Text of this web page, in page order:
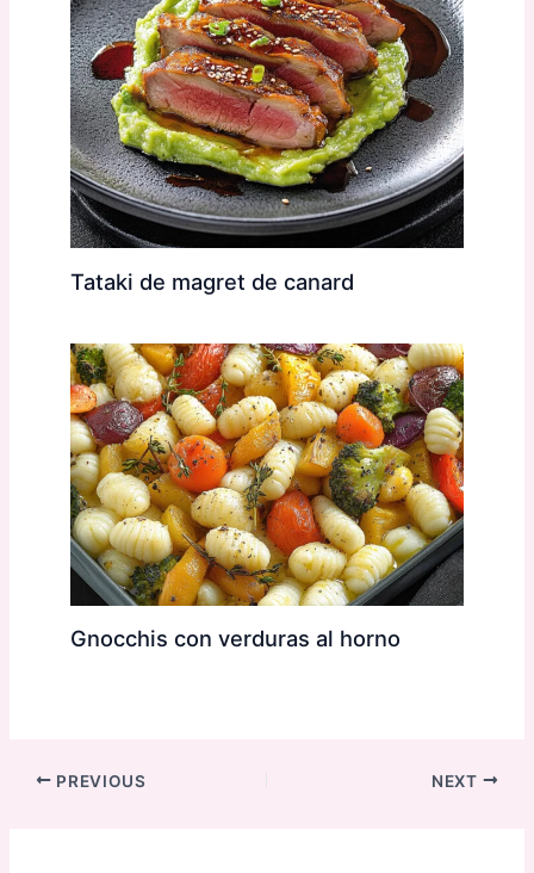
Tataki de magret de canard
Gnocchis con verduras al horno
PREVIOUS NEXT